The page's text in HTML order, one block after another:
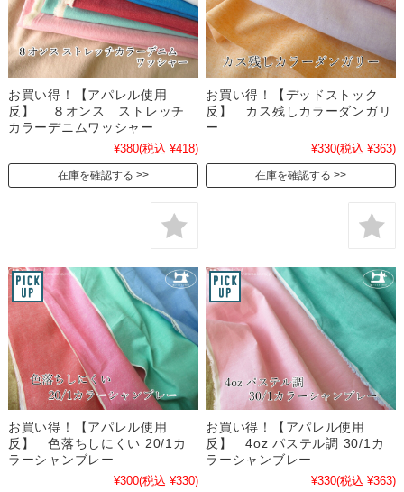
お買い得！【アパレル使用
反】 ８オンス ストレッチ
カラーデニムワッシャー
¥380(税込 ¥418)
在庫を確認する
お買い得！【デッドストック
反】 カス残しカラーダンガリ
ー
¥330(税込 ¥363)
在庫を確認する
お買い得！【アパレル使用
反】 色落ちしにくい 20/1カ
ラーシャンブレー
¥300(税込 ¥330)
お買い得！【アパレル使用
反】 4oz パステル調 30/1カ
ラーシャンブレー
¥330(税込 ¥363)